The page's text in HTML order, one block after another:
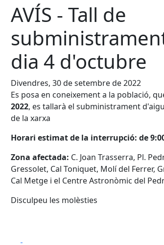
AVÍS - Tall de
dia 4 d'octubre
Divendres, 30 de setembre de 2022
Es posa en coneixement a la població,
2022, es tallarà el subministrament
de la xarxa
Horari estimat de la interrupció: de
Zona afectada: C. Joan Trasserra, Pl.
Gressolet, Cal Toniquet, Molí del Ferrer,
Cal Metge i el Centre Astronòmic del
Disculpeu les molèsties